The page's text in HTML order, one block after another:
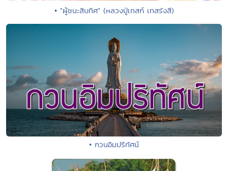
• "ผู้ชนะสิบทิศ" (หลวงปู่เทสก์ เทสรังสี)
• กวนอิมปริทัศน์